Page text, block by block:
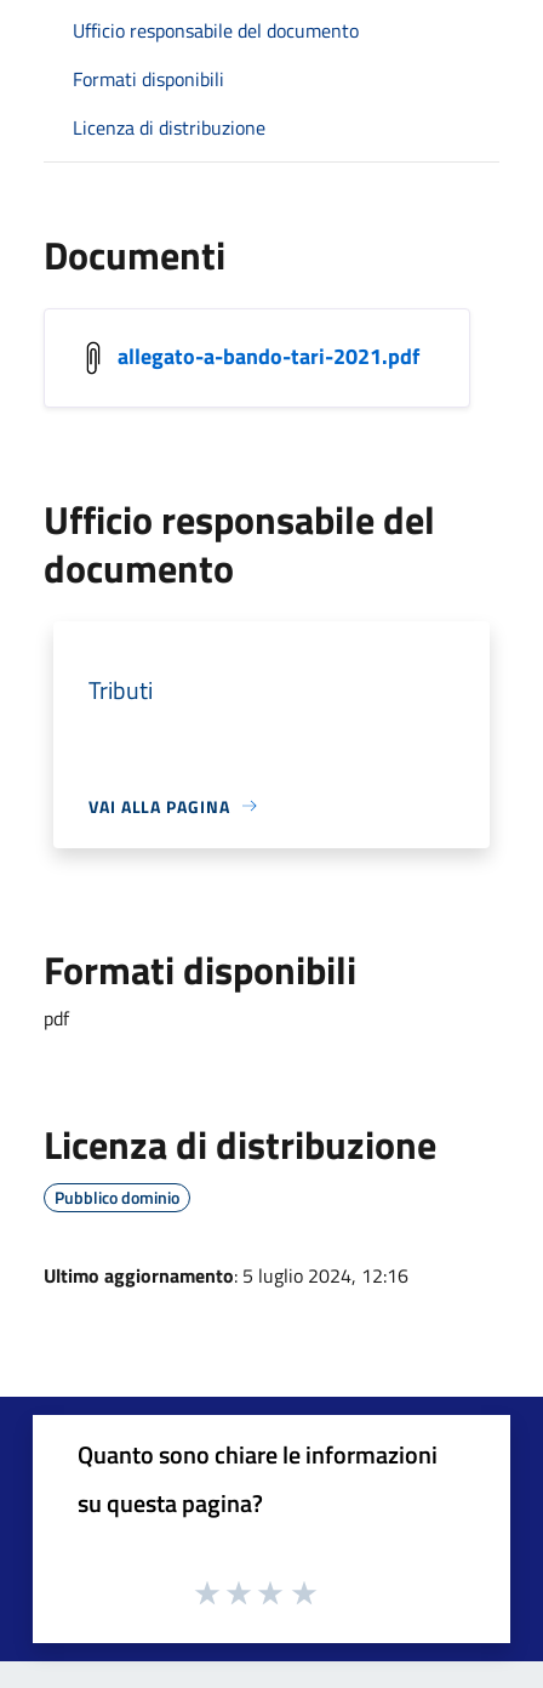
Ufficio responsabile del documento
Formati disponibili
Licenza di distribuzione
Documenti
allegato-a-bando-tari-2021.pdf
Ufficio responsabile del
documento
Tributi
VAI ALLA PAGINA
Formati disponibili
pdf
Licenza di distribuzione
Pubblico dominio
Ultimo aggiornamento: 5 luglio 2024, 12:16
Quanto sono chiare le informazioni
su questa pagina?